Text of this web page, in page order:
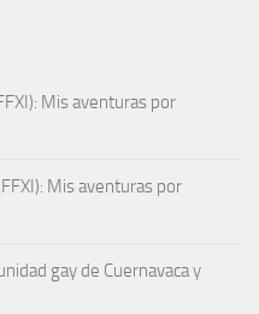
Mis aventuras por
Mis aventuras por
gay de Cuernavaca y